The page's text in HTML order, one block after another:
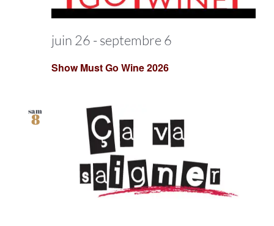
Show Must Go Wine 2026
juin 26 -septembre 6
sam
8